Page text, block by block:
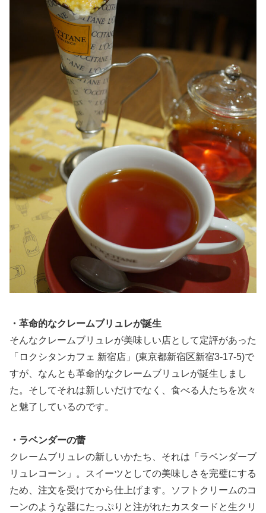
・革命的なクレームブリュレが誕生
そんなクレームブリュレが美味しい店として定評があった
「ロクシタンカフェ 新宿店」(東京都新宿区新宿3-17-5)で
すが、なんとも革命的なクレームブリュレが誕生しまし
た。そしてそれは新しいだけでなく、食べる人たちを次々
と魅了しているのです。
・ラベンダーの蕾
クレームブリュレの新しいかたち、それは「ラベンダーブ
リュレコーン」。スイーツとしての美味しさを完璧にする
ため、注文を受けてから仕上げます。ソフトクリームのコ
ーンのような器にたっぷりと注がれたカスタードと生クリ